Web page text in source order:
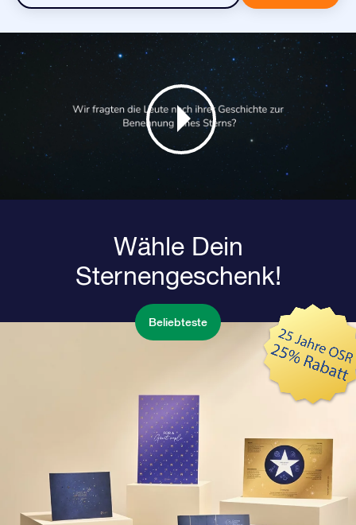
Wähle Dein
Sternengeschenk!
Beliebteste